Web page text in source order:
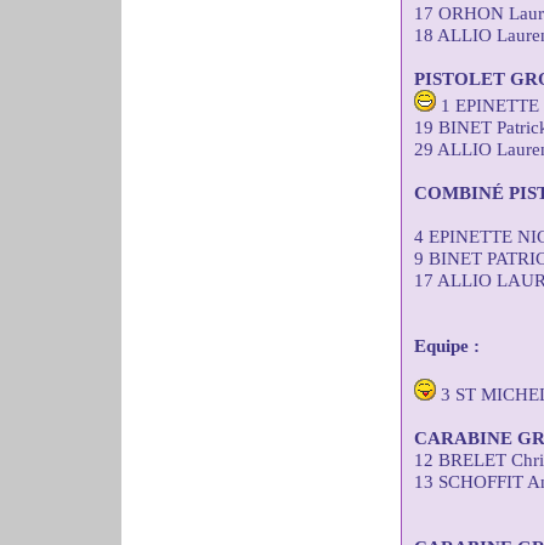
17 ORHON
18 ALLIO
PISTOLET
1
19 BINET
29 ALLIO
COMBINÉ
4 EPINETTE
9 BINET
17 ALLIO
Equipe :
3 ST
CARABINE
12 BRELET
13 SCHOFFIT